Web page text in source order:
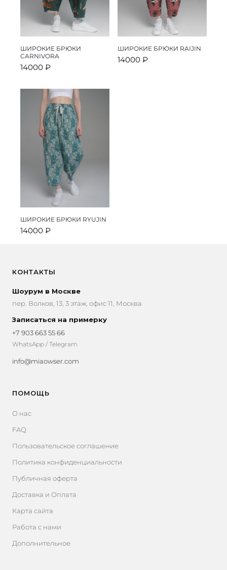
ШИРОКИЕ БРЮКИ
CARNIVORA
14000 ₽
ШИРОКИЕ БРЮКИ RAIJIN
14000 ₽
ШИРОКИЕ БРЮКИ RYUJIN
14000 ₽
КОНТАКТЫ
Шоурум в Москве
пер. Волков, 13, 3 этаж, офис 11, Москва
Записаться на примерку
+7 903 663 55 66
WhatsApp / Telegram
info@miaowser.com
ПОМОЩЬ
О нас
FAQ
Пользовательское соглашение
Политика конфиденциальности
Публичная оферта
Доставка и Оплата
Карта сайта
Работа с нами
Дополнительное